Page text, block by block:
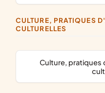
CULTURE, PRATIQUES D'ACTIVITÉS ARTISTIQUES,
CULTURELLES
culture, pratiques d'activités artistiques,